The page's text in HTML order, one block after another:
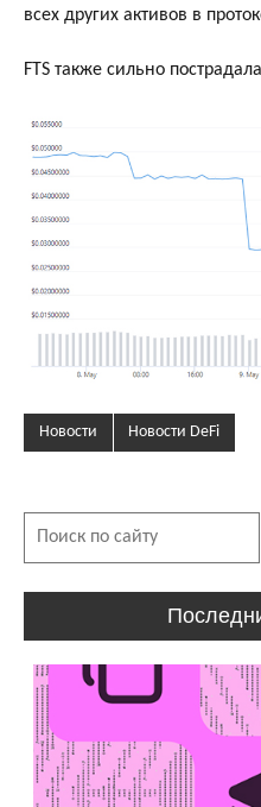
всех других активов в
FTS также сильно
Новости Новости DeFi